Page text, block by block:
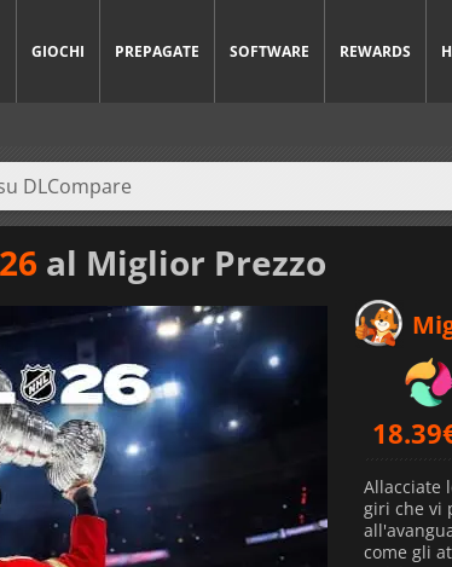
GIOCHI PREPAGATE SOFTWARE REWARDS
al Miglior Prezzo
18.39
Allacciate
giri che vi
come gli